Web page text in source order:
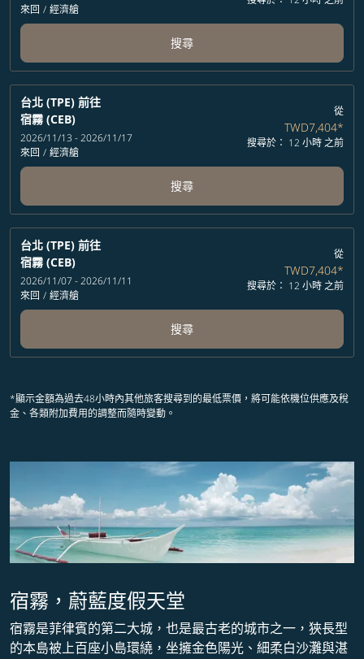
來回 / 經濟艙
搜尋
台北 (TPE) 前往
宿霧 (CEB)
2026/11/13 - 2026/11/17
來回 / 經濟艙
從
TWD7,404*
搜尋於： 12 小時 之前
搜尋
台北 (TPE) 前往
宿霧 (CEB)
2026/11/07 - 2026/11/11
來回 / 經濟艙
從
TWD7,404*
搜尋於： 12 小時 之前
搜尋
*顯示金額為過去48小時內其他旅客搜尋到的最低票價，將可能依機位供應及稅
金、各類附加費用的調整而隨時變動。
宿霧，蔚藍度假天堂
宿霧是菲律賓的第二大城，也是最古老的城市之一，狹長型
的本島被上百座小島環繞，坐擁金色陽光、細柔白沙灘與湛